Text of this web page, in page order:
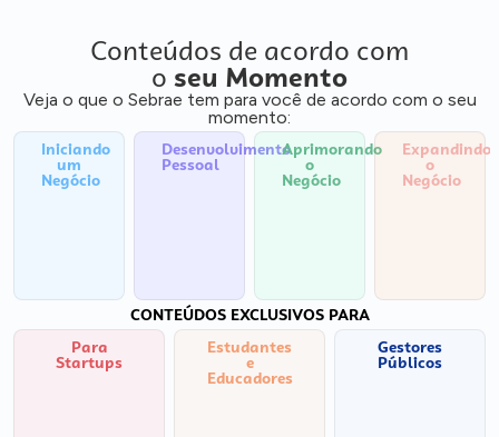
Conteúdos de acordo com
o seu Momento
Veja o que o Sebrae tem para você de acordo com o seu
momento:
Iniciando
um
Negócio
Desenvolvimento
Pessoal
Aprimorando
o
Negócio
Expandindo
o
Negócio
CONTEÚDOS EXCLUSIVOS PARA
Para
Startups
Estudantes
e
Educadores
Gestores
Públicos